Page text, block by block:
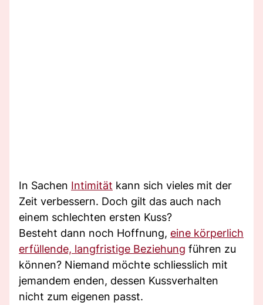
In Sachen Intimität kann sich vieles mit der
Zeit verbessern. Doch gilt das auch nach
einem schlechten ersten Kuss?
Besteht dann noch Hoffnung, eine körperlich
erfüllende, langfristige Beziehung führen zu
können? Niemand möchte schliesslich mit
jemandem enden, dessen Kussverhalten
nicht zum eigenen passt.